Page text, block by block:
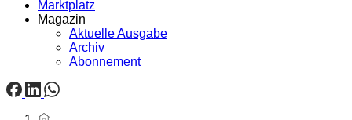
Marktplatz
Magazin
Aktuelle Ausgabe
Archiv
Abonnement